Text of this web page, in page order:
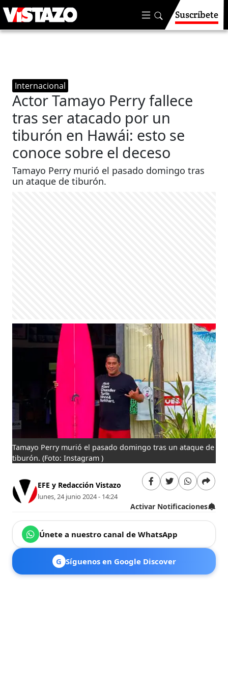
Suscríbete
Internacional
Actor Tamayo Perry fallece
tras ser atacado por un
tiburón en Hawái: esto se
conoce sobre el deceso
Tamayo Perry murió el pasado domingo tras
un ataque de tiburón.
Tamayo Perry murió el pasado domingo tras un ataque de
tiburón.(Foto: Instagram )
EFE y Redacción Vistazo
lunes, 24 junio 2024 - 14:24
Activar Notificaciones
Únete a nuestro canal de WhatsApp
G Síguenos en Google Discover